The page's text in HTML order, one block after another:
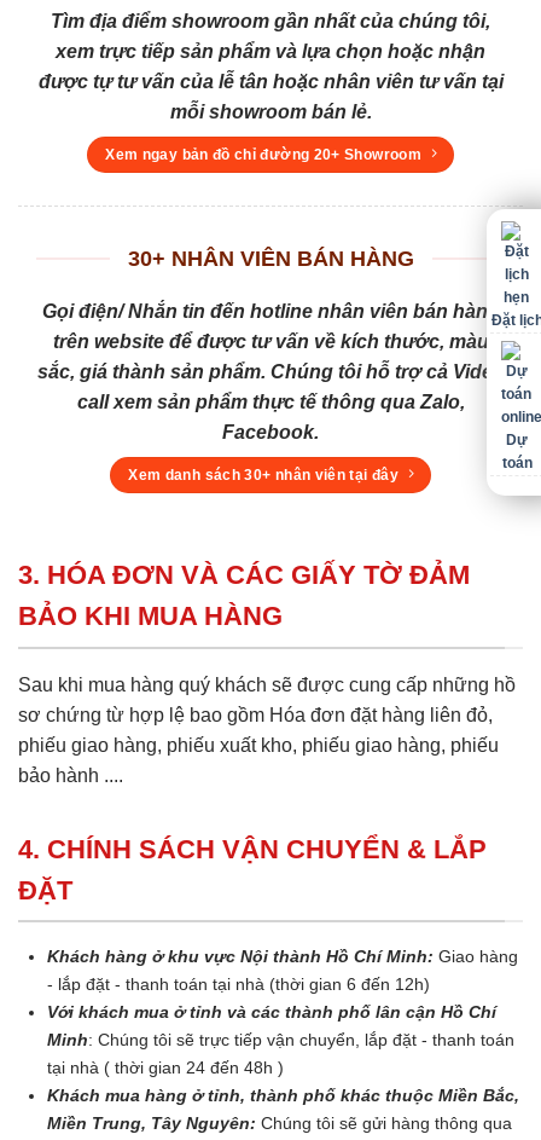
Tìm địa điểm showroom gần nhất của chúng tôi,
xem trực tiếp sản phẩm và lựa chọn hoặc nhận
được tự tư vấn của lễ tân hoặc nhân viên tư vấn tại
mỗi showroom bán lẻ.
Xem ngay bản đồ chỉ đường 20+ Showroom
30+ NHÂN VIÊN BÁN HÀNG
Gọi điện/ Nhắn tin đến hotline nhân viên bán hàng
trên website để được tư vấn về kích thước, màu
sắc, giá thành sản phẩm. Chúng tôi hỗ trợ cả Video
call xem sản phẩm thực tế thông qua Zalo,
Facebook.
Xem danh sách 30+ nhân viên tại đây
3. HÓA ĐƠN VÀ CÁC GIẤY TỜ ĐẢM
BẢO KHI MUA HÀNG
Sau khi mua hàng quý khách sẽ được cung cấp những hồ
sơ chứng từ hợp lệ bao gồm Hóa đơn đặt hàng liên đỏ,
phiếu giao hàng, phiếu xuất kho, phiếu giao hàng, phiếu
bảo hành ....
4. CHÍNH SÁCH VẬN CHUYỂN & LẮP
ĐẶT
Khách hàng ở khu vực Nội thành Hồ Chí Minh: Giao hàng
- lắp đặt - thanh toán tại nhà (thời gian 6 đến 12h)
Với khách mua ở tỉnh và các thành phố lân cận Hồ Chí
Minh: Chúng tôi sẽ trực tiếp vận chuyển, lắp đặt - thanh toán
tại nhà ( thời gian 24 đến 48h )
Khách mua hàng ở tỉnh, thành phố khác thuộc Miền Bắc,
Miền Trung, Tây Nguyên: Chúng tôi sẽ gửi hàng thông qua
Đặt
Dự
toán